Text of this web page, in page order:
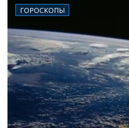
ГОРОСКОПЫ